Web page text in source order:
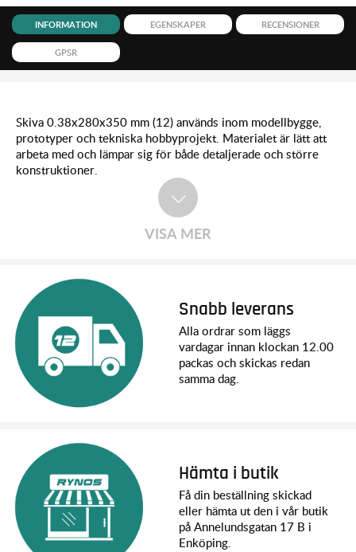
INFORMATION EGENSKAPER RECENSIONER
GPSR
Skiva 0.38x280x350 mm (12) används inom modellbygge,
prototyper och tekniska hobbyprojekt. Materialet är lätt att
arbeta med och lämpar sig för både detaljerade och större
konstruktioner.
VISA MER
Snabb leverans
Alla ordrar som läggs
vardagar innan klockan 12.00
packas och skickas redan
samma dag.
Hämta i butik
Få din beställning skickad
eller hämta ut den i vår butik
på Annelundsgatan 17 B i
Enköping.